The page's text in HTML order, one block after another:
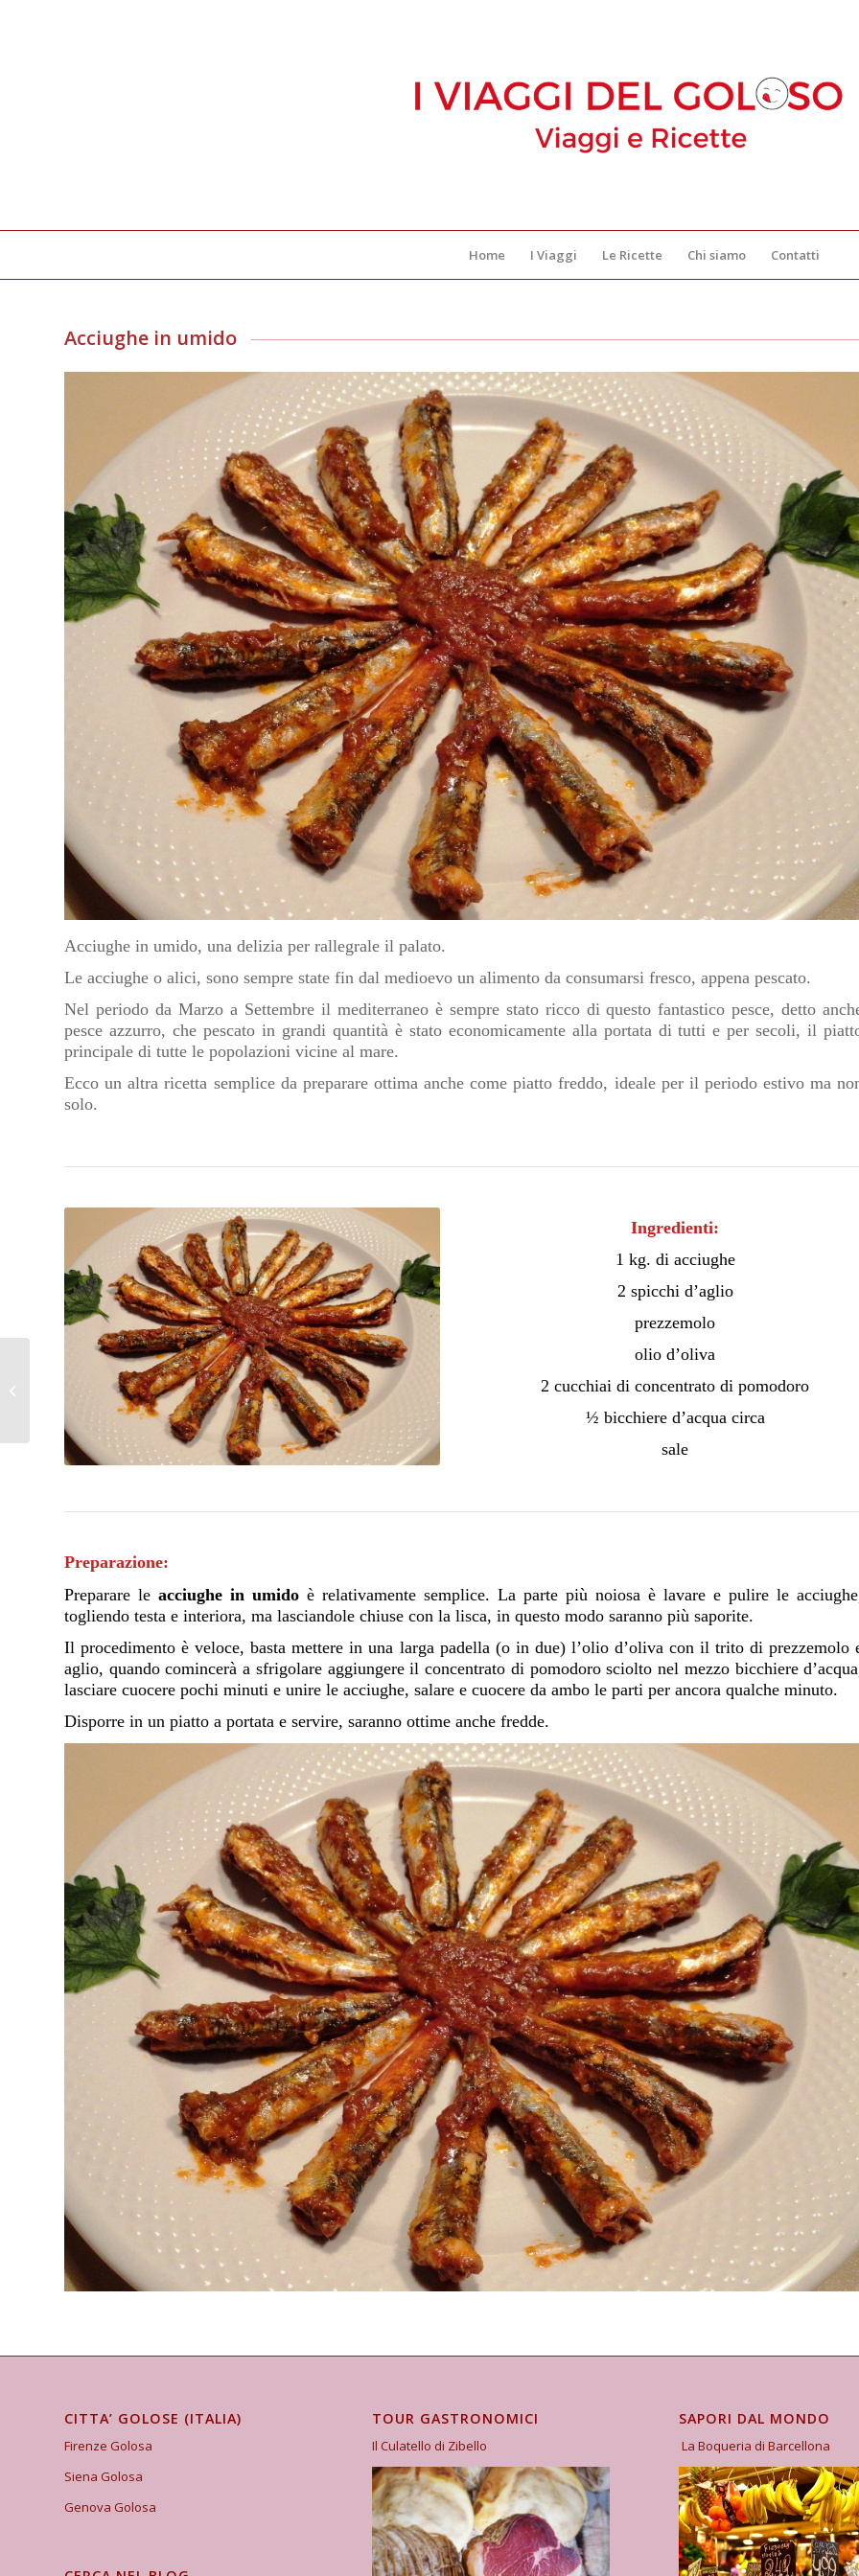
Home I Viaggi Le Ricette Chi siamo Contatti
Acciughe in umido
Acciughe in umido, una delizia per rallegrale il palato.
Le acciughe o alici, sono sempre state fin dal medioevo un alimento da consumarsi fresco, appena pescato.
Nel periodo da Marzo a Settembre il mediterraneo è sempre stato ricco di questo fantastico pesce, detto
pesce azzurro, che pescato in grandi quantità è stato economicamente alla portata di tutti e per secoli, il
principale di tutte le popolazioni vicine al mare.
Ecco un altra ricetta semplice da preparare ottima anche come piatto freddo, ideale per il periodo estivo ma
solo.
Ingredienti:
1 kg. di acciughe
2 spicchi d’aglio
prezzemolo
olio d’oliva
2 cucchiai di concentrato di pomodoro
½ bicchiere d’acqua circa
sale
Preparazione:
Preparare le acciughe in umido è relativamente semplice. La parte più noiosa è lavare e pulire le
togliendo testa e interiora, ma lasciandole chiuse con la lisca, in questo modo saranno più saporite.
Il procedimento è veloce, basta mettere in una larga padella (o in due) l’olio d’oliva con il trito di prezzemolo
aglio, quando comincerà a sfrigolare aggiungere il concentrato di pomodoro sciolto nel mezzo bicchiere
lasciare cuocere pochi minuti e unire le acciughe, salare e cuocere da ambo le parti per ancora qualche minuto.
Disporre in un piatto a portata e servire, saranno ottime anche fredde.
CITTA’ GOLOSE (ITALIA)
Firenze Golosa
Siena Golosa
Genova Golosa
TOUR GASTRONOMICI
Il Culatello di Zibello
SAPORI DAL MONDO
La Boqueria di Barcellona
Pizza alla piastra